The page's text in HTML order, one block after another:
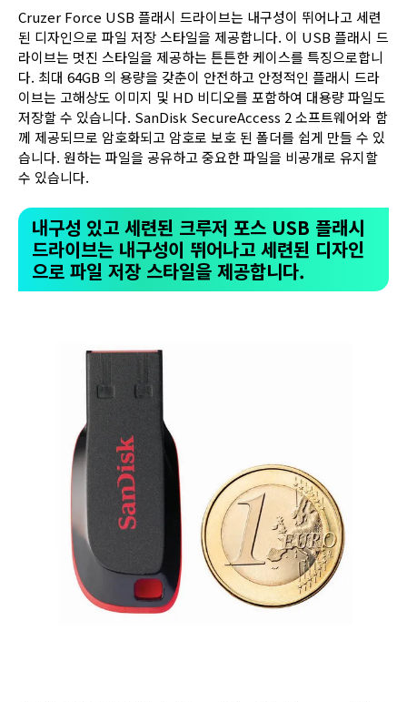
Cruzer Force USB 플래시 드라이브는 내구성이 뛰어나고 세련
된 디자인으로 파일 저장 스타일을 제공합니다. 이 USB 플래시 드
라이브는 멋진 스타일을 제공하는 튼튼한 케이스를 특징으로합니
다. 최대 64GB 의 용량을 갖춘이 안전하고 안정적인 플래시 드라
이브는 고해상도 이미지 및 HD 비디오를 포함하여 대용량 파일도
저장할 수 있습니다. SanDisk SecureAccess 2 소프트웨어와 함
께 제공되므로 암호화되고 암호로 보호 된 폴더를 쉽게 만들 수 있
습니다. 원하는 파일을 공유하고 중요한 파일을 비공개로 유지할
수 있습니다.
내구성 있고 세련된 크루저 포스 USB 플래시
드라이브는 내구성이 뛰어나고 세련된 디자인
으로 파일 저장 스타일을 제공합니다.